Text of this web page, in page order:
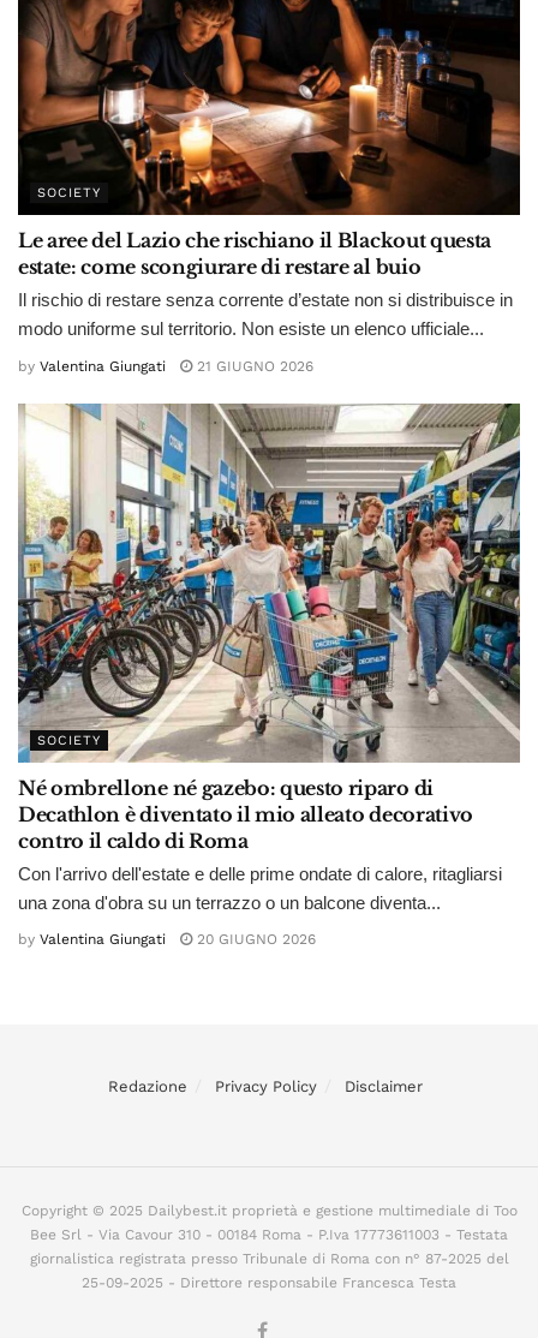
SOCIETY
Le aree del Lazio che rischiano il Blackout questa
estate: come scongiurare di restare al buio
Il rischio di restare senza corrente d’estate non si distribuisce in
modo uniforme sul territorio. Non esiste un elenco ufficiale...
by Valentina Giungati 21 GIUGNO 2026
SOCIETY
Né ombrellone né gazebo: questo riparo di
Decathlon è diventato il mio alleato decorativo
contro il caldo di Roma
Con l'arrivo dell'estate e delle prime ondate di calore, ritagliarsi
una zona d'obra su un terrazzo o un balcone diventa...
by Valentina Giungati 20 GIUGNO 2026
Redazione Privacy Policy Disclaimer
Copyright © 2025 Dailybest.it proprietà e gestione multimediale di Too
Bee Srl - Via Cavour 310 - 00184 Roma - P.Iva 17773611003 - Testata
giornalistica registrata presso Tribunale di Roma con n° 87-2025 del
25-09-2025 - Direttore responsabile Francesca Testa